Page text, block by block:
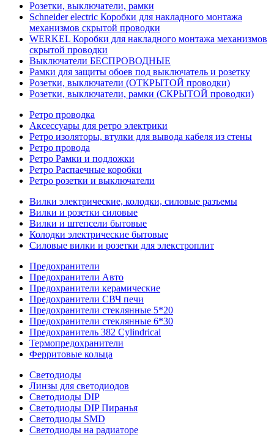
Розетки, выключатели, рамки
Schneider electric Коробки для накладного монтажа
механизмов скрытой проводки
WERKEL Коробки для накладного монтажа механизмов
скрытой проводки
Выключатели БЕСПРОВОДНЫЕ
Рамки для защиты обоев под выключатель и розетку
Розетки, выключатели (ОТКРЫТОЙ проводки)
Розетки, выключатели, рамки (СКРЫТОЙ проводки)
Ретро проводка
Аксессуары для ретро электрики
Ретро изоляторы, втулки для вывода кабеля из стены
Ретро провода
Ретро Рамки и подложки
Ретро Распаечные коробки
Ретро розетки и выключатели
Вилки электрические, колодки, силовые разъемы
Вилки и розетки силовые
Вилки и штепсели бытовые
Колодки электрические бытовые
Силовые вилки и розетки для элекстроплит
Предохранители
Предохранители Авто
Предохранители керамические
Предохранители СВЧ печи
Предохранители стеклянные 5*20
Предохранители стеклянные 6*30
Предохранитель 382 Cylindrical
Термопредохранители
Ферритовые кольца
Светодиоды
Линзы для светодиодов
Светодиоды DIP
Светодиоды DIP Пиранья
Светодиоды SMD
Светодиоды на радиаторе